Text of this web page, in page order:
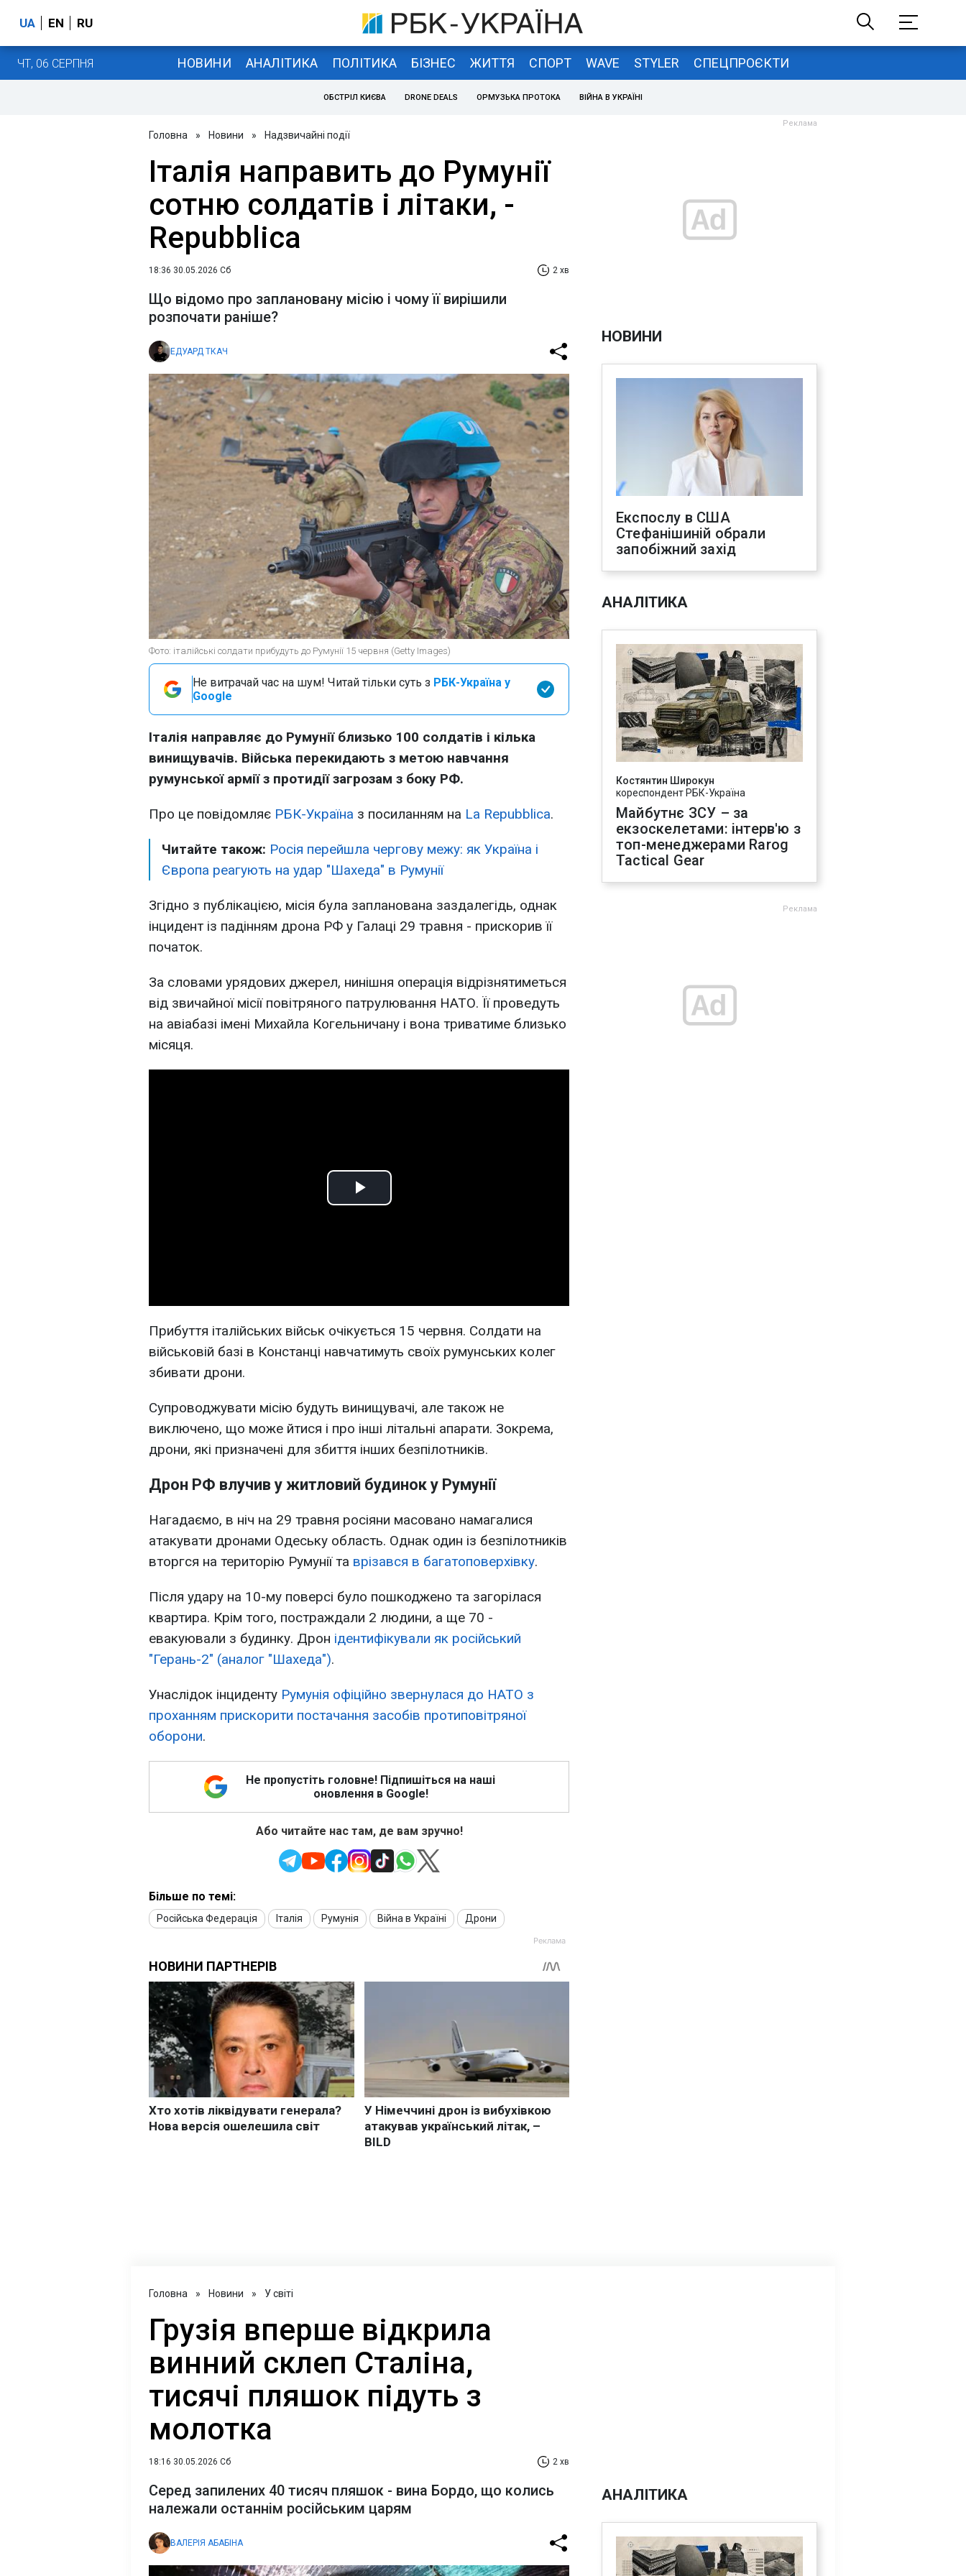
UA EN RU
ЧТ, 06 СЕРПНЯ НОВИНИ АНАЛІТИКА ПОЛІТИКА БІЗНЕС ЖИТТЯ СПОРТ WAVE STYLER СПЕЦПРОЄКТИ
ОБСТРІЛ КИЄВА DRONE DEALS ОРМУЗЬКА ПРОТОКА ВІЙНА В УКРАЇНІ
Головна » Новини » Надзвичайні події
Італія направить до Румунії
сотню солдатів і літаки, -
Repubblica
18:36 30.05.2026 Сб 2 хв
Що відомо про заплановану місію і чому її вирішили
розпочати раніше?
ЕДУАРД ТКАЧ
Фото: італійські солдати прибудуть до Румунії 15 червня (Getty Images)
Не витрачай час на шум! Читай тільки суть з РБК-Україна у
Google
Італія направляє до Румунії близько 100 солдатів і кілька
винищувачів. Війська перекидають з метою навчання
румунської армії з протидії загрозам з боку РФ.
Про це повідомляє РБК-Україна з посиланням на La Repubblica.
Читайте також: Росія перейшла чергову межу: як Україна і
Європа реагують на удар "Шахеда" в Румунії
Згідно з публікацією, місія була запланована заздалегідь, однак
інцидент із падінням дрона РФ у Галаці 29 травня - прискорив її
початок.
За словами урядових джерел, нинішня операція відрізнятиметься
від звичайної місії повітряного патрулювання НАТО. Її проведуть
на авіабазі імені Михайла Когельничану і вона триватиме близько
місяця.
Play
Прибуття італійських військ очікується 15 червня. Солдати на
військовій базі в Констанці навчатимуть своїх румунських колег
збивати дрони.
Супроводжувати місію будуть винищувачі, але також не
виключено, що може йтися і про інші літальні апарати. Зокрема,
дрони, які призначені для збиття інших безпілотників.
Дрон РФ влучив у житловий будинок у Румунії
Нагадаємо, в ніч на 29 травня росіяни масовано намагалися
атакувати дронами Одеську область. Однак один із безпілотників
вторгся на територію Румунії та врізався в багатоповерхівку.
Після удару на 10-му поверсі було пошкоджено та загорілася
квартира. Крім того, постраждали 2 людини, а ще 70 -
евакуювали з будинку. Дрон ідентифікували як російський
"Герань-2" (аналог "Шахеда").
Унаслідок інциденту Румунія офіційно звернулася до НАТО з
проханням прискорити постачання засобів протиповітряної
оборони.
Не пропустіть головне! Підпишіться на наші
оновлення в Google!
Або читайте нас там, де вам зручно!
Більше по темі:
Російська Федерація Італія Румунія Війна в Україні Дрони
НОВИНИ
Експослу в США
Стефанішиній обрали
запобіжний захід
АНАЛІТИКА
Костянтин Широкун
кореспондент РБК-Україна
Майбутнє ЗСУ – за
екзоскелетами: інтерв'ю з
топ-менеджерами Rarog
Tactical Gear
Головна » Новини » У світі
Грузія вперше відкрила
винний склеп Сталіна,
тисячі пляшок підуть з
молотка
18:16 30.05.2026 Сб 2 хв
Серед запилених 40 тисяч пляшок - вина Бордо, що колись
належали останнім російським царям
ВАЛЕРІЯ АБАБІНА
АНАЛІТИКА